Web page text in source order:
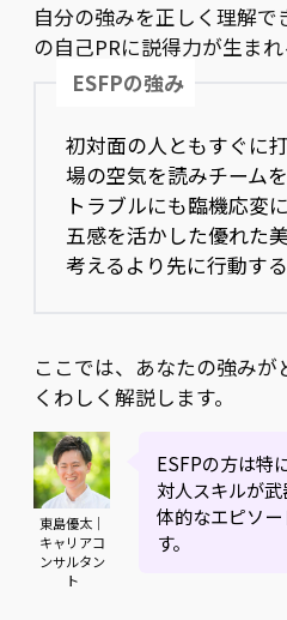
自分の強みを正しく理解
の自己PRに説得力が生まれ
ESFPの強み
初対面の人ともすぐに
場の空気を読みチーム
トラブルにも臨機応変
五感を活かした優れた
考えるより先に行動す
ここでは、あなたの強み
くわしく解説します。
東島優太｜
キャリアコ
ンサルタン
ト
ESFPの方は特
対人スキルが
体的なエピソ
す。